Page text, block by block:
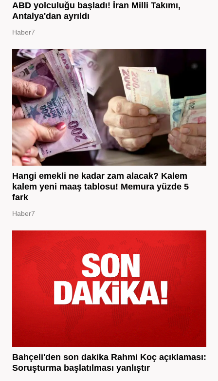
ABD yolculuğu başladı! İran Milli Takımı,
Antalya'dan ayrıldı
Haber7
Hangi emekli ne kadar zam alacak? Kalem
kalem yeni maaş tablosu! Memura yüzde 5
fark
Haber7
Bahçeli'den son dakika Rahmi Koç açıklaması:
Soruşturma başlatılması yanlıştır